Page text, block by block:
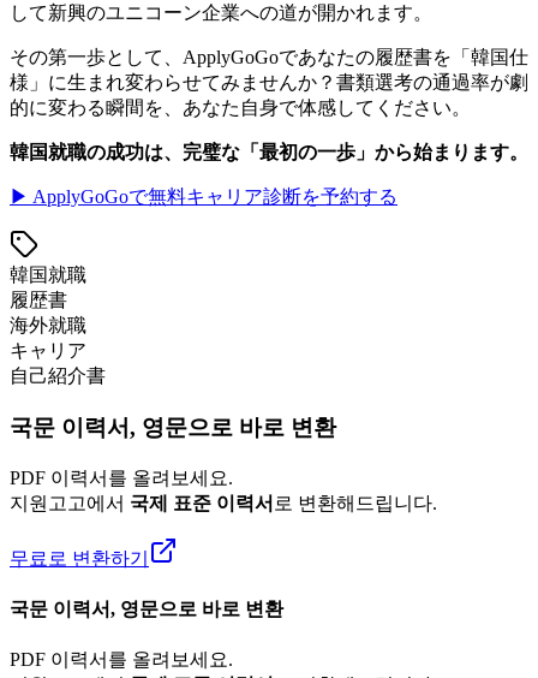
して新興のユニコーン企業への道が開かれます。
その第一歩として、ApplyGoGoであなたの履歴書を「韓国仕
様」に生まれ変わらせてみませんか？書類選考の通過率が劇
的に変わる瞬間を、あなた自身で体感してください。
韓国就職の成功は、完璧な「最初の一歩」から始まります。
▶ ApplyGoGoで無料キャリア診断を予約する
韓国就職
履歴書
海外就職
キャリア
自己紹介書
국문 이력서, 영문으로 바로 변환
PDF 이력서를 올려보세요.
지원고고에서 국제 표준 이력서 로 변환해드립니다.
무료로 변환하기
국문 이력서, 영문으로 바로 변환
PDF 이력서를 올려보세요.